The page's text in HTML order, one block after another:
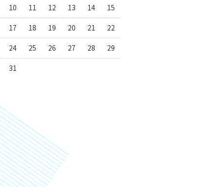
10 11 12 13 14 15
17 18 19 20 21 22
24 25 26 27 28 29
31